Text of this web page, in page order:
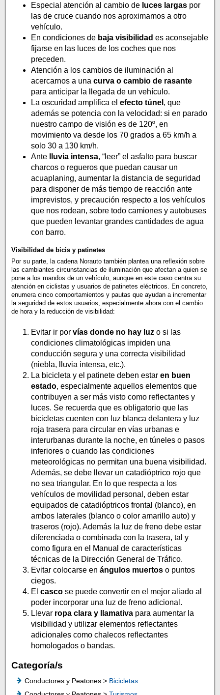
Especial atención al cambio de luces largaspor
las de cruce cuando nos aproximamos a otro
vehículo.
En condiciones de baja visibilidad es aconsejable
fijarse en las luces de los coches que nos
preceden.
Atención a los cambios de iluminación al
acercarnos a una curva o cambio de rasante
para anticipar la llegada de un vehículo.
La oscuridad amplifica el efecto túnel , que
además se potencia con la velocidad: si en parado
nuestro campo de visión es de 120º, en
movimiento va desde los 70 grados a 65 km/h a
solo 30 a 130 km/h.
Ante
lluvia intensa, “leer” el asfalto para buscar
charcos o regueros que puedan causar un
acuaplaning, aumentar la distancia de seguridad
para disponer de más tiempo de reacción ante
imprevistos, y precaución respecto a los vehículos
que nos rodean, sobre todo camiones y autobuses
que pueden levantar grandes cantidades de agua
con barro.
Visibilidad de bicis y patinetes
Por su parte, la cadena Norauto también plantea una reflexión sobre
las cambiantes circunstancias de iluminación que afectan a quien se
pone a los mandos de un vehículo, aunque en este caso centra su
atención en ciclistas y usuarios de patinetes eléctricos. En concreto,
enumera cinco comportamientos y pautas que ayudan a incrementar
la seguridad de estos usuarios, especialmente ahora con el cambio
de hora y la reducción de visibilidad:
Evitar ir por vías donde no hay luzo si las
condiciones climatológicas impiden una
conducción segura y una correcta visibilidad
(niebla, lluvia intensa, etc.).
La bicicleta y el patinete deben estar en buen
estado, especialmente aquellos elementos que
contribuyen a ser más visto como reflectantes y
luces. Se recuerda que es obligatorio que las
bicicletas cuenten con luz blanca delantera y luz
roja trasera para circular en vías urbanas e
interurbanas durante la noche, en túneles o pasos
inferiores o cuando las condiciones
meteorológicas no permitan una buena visibilidad.
Además, se debe llevar un catadióptrico rojo que
no sea triangular. En lo que respecta a los
vehículos de movilidad personal, deben estar
equipados de catadióptricos frontal (blanco), en
ambos laterales (blanco o color amarillo auto) y
traseros (rojo). Además la luz de freno debe estar
diferenciada o combinada con la trasera, tal y
como figura en el Manual de características
técnicas de la Dirección General de Tráfico.
Evitar colocarse en ángulos muertoso puntos
ciegos.
El casco se puede convertir en el mejor aliado al
poder incorporar una luz de freno adicional.
Llevar ropa clara y llamativapara aumentar la
visibilidad y utilizar elementos reflectantes
adicionales como chalecos reflectantes
homologados o bandas.
Categoría/s
Conductores y Peatones > Bicicletas